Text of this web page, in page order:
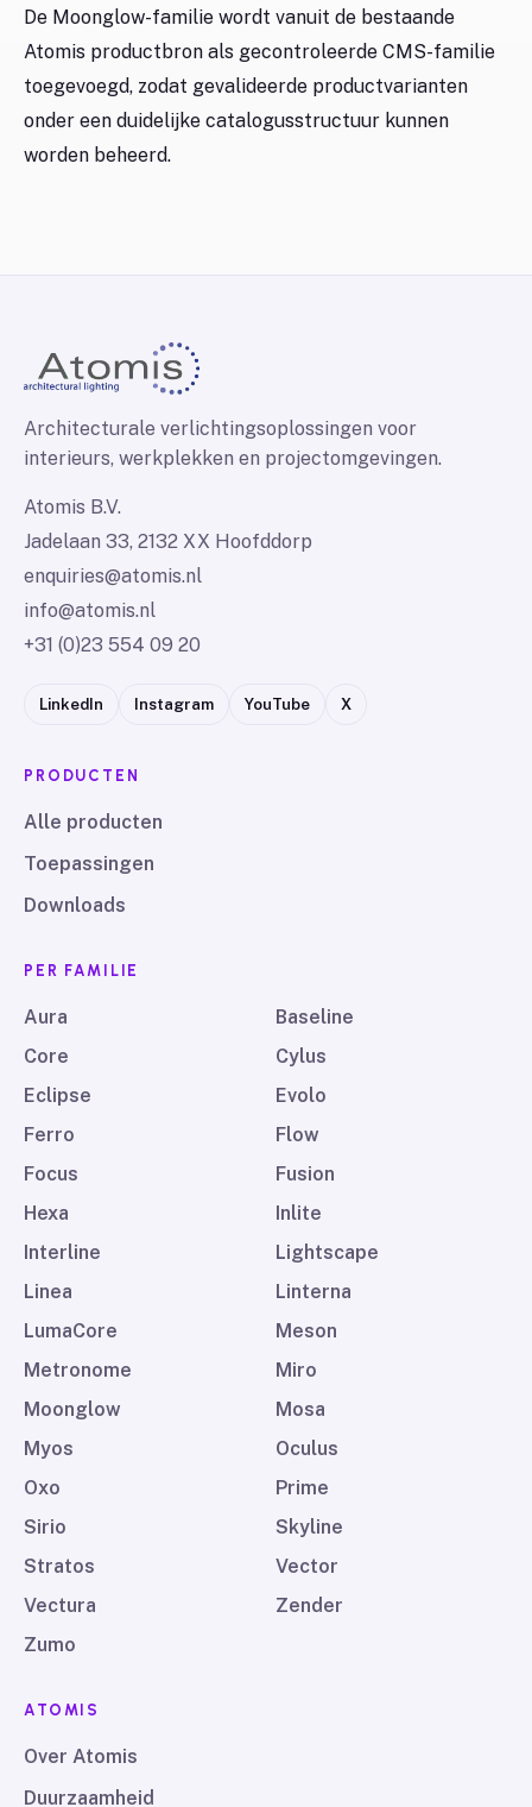
De Moonglow-familie wordt vanuit de bestaande
Atomis productbron als gecontroleerde CMS-familie
toegevoegd, zodat gevalideerde productvarianten
onder een duidelijke catalogusstructuur kunnen
worden beheerd.
Architecturale verlichtingsoplossingen voor
interieurs, werkplekken en projectomgevingen.
Atomis B.V.
Jadelaan 33, 2132 XX Hoofddorp
enquiries@atomis.nl
info@atomis.nl
+31 (0)23 554 09 20
LinkedIn Instagram YouTube X
PRODUCTEN
Alle producten
Toepassingen
Downloads
PER FAMILIE
Aura
Baseline
Core
Cylus
Eclipse
Evolo
Ferro
Flow
Focus
Fusion
Hexa
Inlite
Interline
Lightscape
Linea
Linterna
LumaCore
Meson
Metronome
Miro
Moonglow
Mosa
Myos
Oculus
Oxo
Prime
Sirio
Skyline
Stratos
Vector
Vectura
Zender
Zumo
ATOMIS
Over Atomis
Duurzaamheid